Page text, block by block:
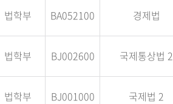
법학부 BA052100 경제법
법학부 BJ002600 국제통상법 2
법학부 BJ001000 국제법 2